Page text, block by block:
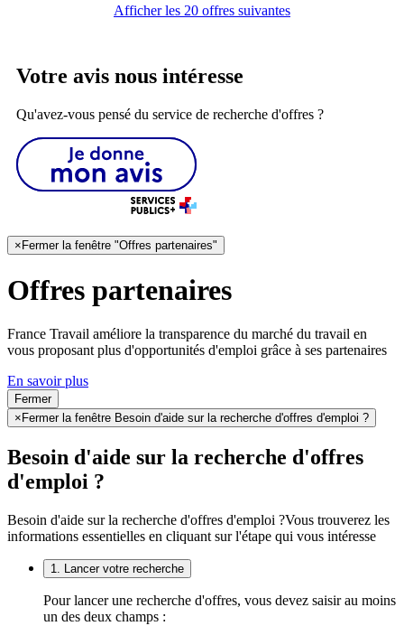
Afficher les 20 offres suivantes
Votre avis nous intéresse
Qu'avez-vous pensé du service de recherche d'offres ?
×Fermer la fenêtre "Offres partenaires"
Offres partenaires
France Travail améliore la transparence du marché du travail en
vous proposant plus d'opportunités d'emploi grâce à ses partenaires
En savoir plus
Fermer
× Fermer la fenêtre Besoin d'aide sur la recherche d'offres d'emploi ?
Besoin d'aide sur la recherche d'offres
d'emploi ?
Besoin d'aide sur la recherche d'offres d'emploi ?Vous trouverez les
informations essentielles en cliquant sur l'étape qui vous intéresse
1. Lancer votre recherche
Pour lancer une recherche d'offres, vous devez saisir au moins
un des deux champs :